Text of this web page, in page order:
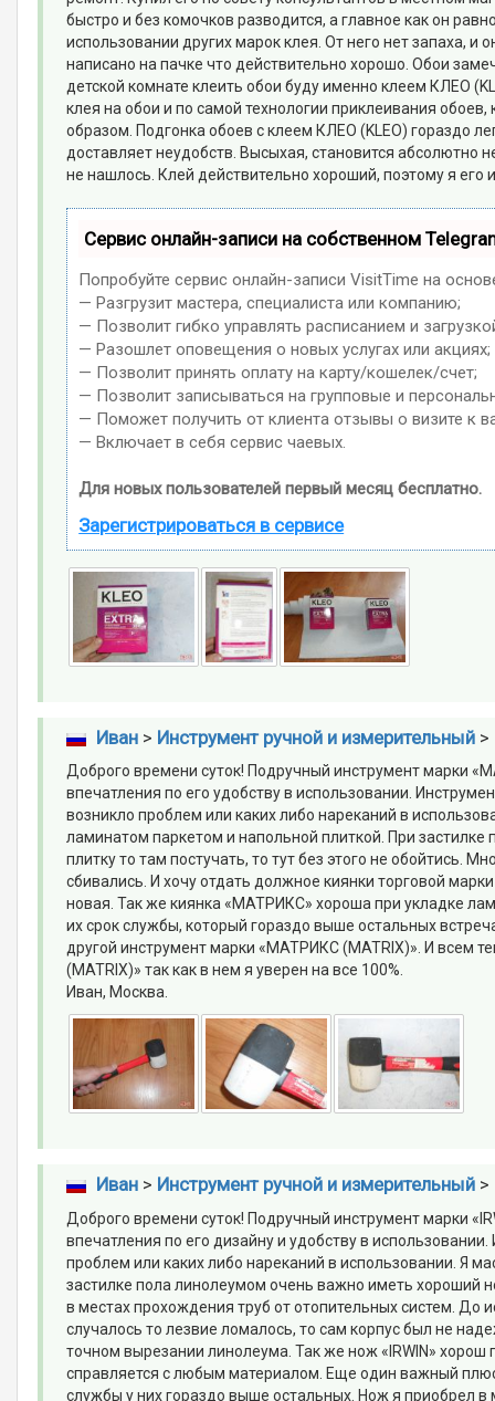
быстро и без комочков разводится, а главное как он
использовании других марок клея. От него нет запаха, и
написано на пачке что действительно хорошо. Обои
детской комнате клеить обои буду именно клеем КЛЕО
клея на обои и по самой технологии приклеивания
образом. Подгонка обоев с клеем КЛЕО (KLEO) гораздо
доставляет неудобств. Высыхая, становится абсолютно
не нашлось. Клей действительно хороший, поэтому я
Сервис онлайн-записи на собственном
Попробуйте сервис онлайн-записи VisitTime на
— Разгрузит мастера, специалиста или компанию;
— Позволит гибко управлять расписанием и
— Разошлет оповещения о новых услугах или акциях;
— Позволит принять оплату на карту/кошелек/счет;
— Позволит записываться на групповые и
— Поможет получить от клиента отзывы о визите к
— Включает в себя сервис чаевых.
Для новых пользователей первый месяц бесплатно.
Зарегистрироваться в сервисе
Иван> Инструмент ручной и измерительный>
Доброго времени суток! Подручный инструмент марки
впечатления по его удобству в использовании.
возникло проблем или каких либо нареканий в
ламинатом паркетом и напольной плиткой. При
плитку то там постучать, то тут без этого не обойтись.
сбивались. И хочу отдать должное киянки торговой
новая. Так же киянка «МАТРИКС» хороша при укладке
их срок службы, который гораздо выше остальных
другой инструмент марки «МАТРИКС (MATRIX)». И всем
(MATRIX)» так как в нем я уверен на все 100%.
Иван, Москва.
Иван> Инструмент ручной и измерительный>
Доброго времени суток! Подручный инструмент марки
впечатления по его дизайну и удобству в
проблем или каких либо нареканий в использовании. Я
застилке пола линолеумом очень важно иметь хороший
в местах прохождения труб от отопительных систем. До
случалось то лезвие ломалось, то сам корпус был не
точном вырезании линолеума. Так же нож «IRWIN» хорош
справляется с любым материалом. Еще один важный
службы у них гораздо выше остальных. Нож я приобрел